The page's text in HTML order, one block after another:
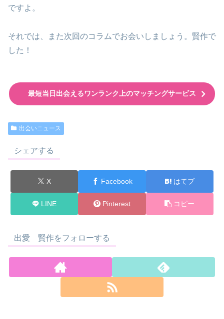
ですよ。
それでは、また次回のコラムでお会いしましょう。賢作で
した！
最短当日出会えるワンランク上のマッチングサービス
出会いニュース
シェアする
X Facebook はてブ
LINE Pinterest コピー
出愛 賢作をフォローする